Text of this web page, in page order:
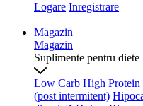
Logare Inregistrare
Magazin
Magazin
Suplimente pentru diete
Low Carb High Protein
(post intermitent)